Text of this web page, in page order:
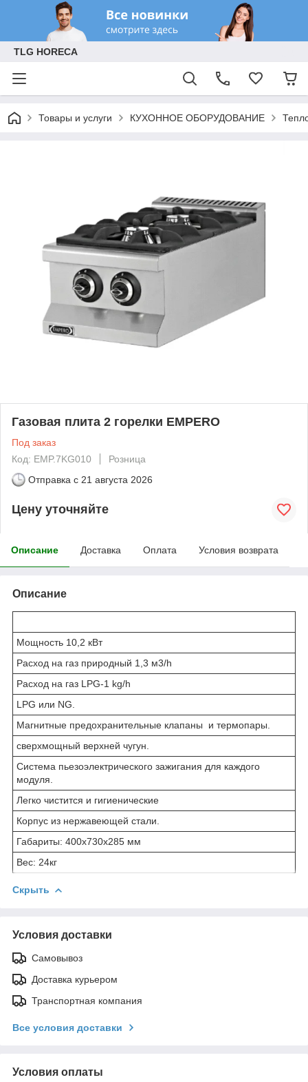
TLG HORECA
Товары и услуги КУХОННОЕ ОБОРУДОВАНИЕ
Газовая плита 2 горелки EMPERO
Под заказ
Код: EMP.7KG010
Розница
Отправка с 21 августа 2026
Цену уточняйте
Описание Доставка Оплата Условия возврата
Описание
Мощность 10,2 кВт
Расход на газ природный 1,3 м3/h
Расход на газ LPG-1 kg/h
LPG или NG.
Магнитные предохранительные клапаны и термопары.
сверхмощный верхней чугун.
Система пьезоэлектрического зажигания для каждого
модуля.
Легко чистится и гигиенические
Корпус из нержавеющей стали.
Габариты: 400x730x285 мм
Вес: 24кг
Скрыть
Условия доставки
Самовывоз
Доставка курьером
Транспортная компания
Все условия доставки
Условия оплаты